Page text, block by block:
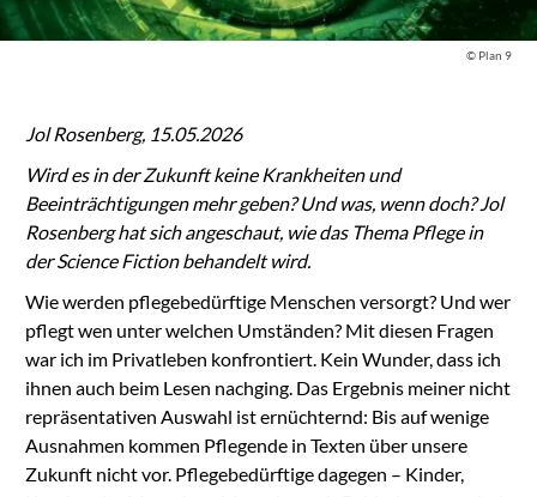
© Plan 9
Jol Rosenberg, 15.05.2026
Wird es in der Zukunft keine Krankheiten und
Beeinträchtigungen mehr geben? Und was, wenn doch? Jol
Rosenberg hat sich angeschaut, wie das Thema Pflege in
der Science Fiction behandelt wird.
Wie werden pflegebedürftige Menschen versorgt? Und wer
pflegt wen unter welchen Umständen? Mit diesen Fragen
war ich im Privatleben konfrontiert. Kein Wunder, dass ich
ihnen auch beim Lesen nachging. Das Ergebnis meiner nicht
repräsentativen Auswahl ist ernüchternd: Bis auf wenige
Ausnahmen kommen Pflegende in Texten über unsere
Zukunft nicht vor. Pflegebedürftige dagegen – Kinder,